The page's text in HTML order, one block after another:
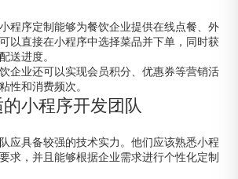
程序定制能够为餐饮企业提供在线点餐、外
以直接在小程序中选择菜品并下单，同时获
送进度。
企业还可以实现会员积分、优惠券等营销活
性和消费频次。
小程序开发团队
应具备较强的技术实力。他们应该熟悉小程
求，并且能够根据企业需求进行个性化定制